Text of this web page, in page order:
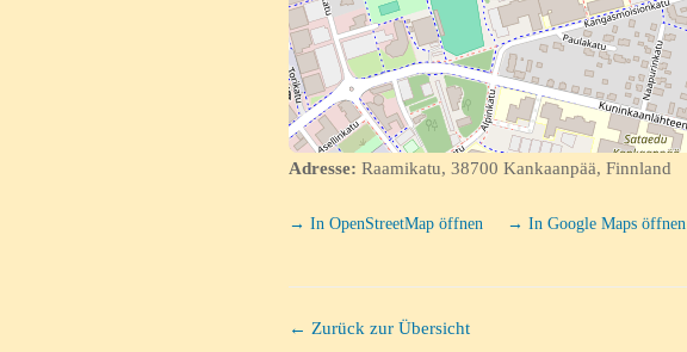
Adresse: Raamikatu, 38700 Kankaanpää, Finnland
→ In OpenStreetMap öffnen → In Google Maps öffnen
← Zurück zur Übersicht